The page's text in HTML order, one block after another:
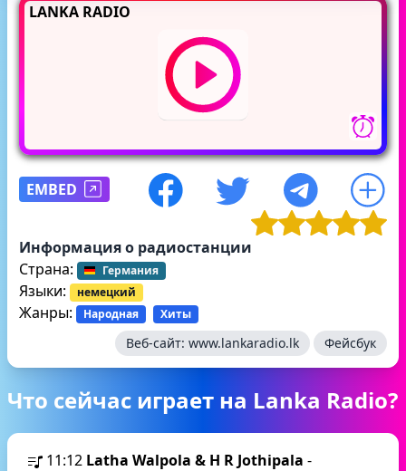
LANKA RADIO
EMBED
Информация о радиостанции
Страна:
Германия
Языки: немецкий
Жанры: Народная Хиты
Веб-сайт: www.lankaradio.lk Фейсбук
Что сейчас играет на Lanka Radio?
11:12 Latha Walpola & H R Jothipala -